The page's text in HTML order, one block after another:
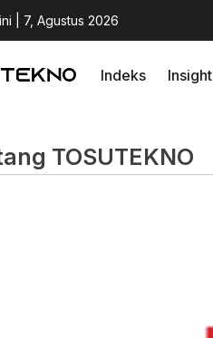
| 7, Agustus 2026
Indeks Insight
TOSUTEKNO